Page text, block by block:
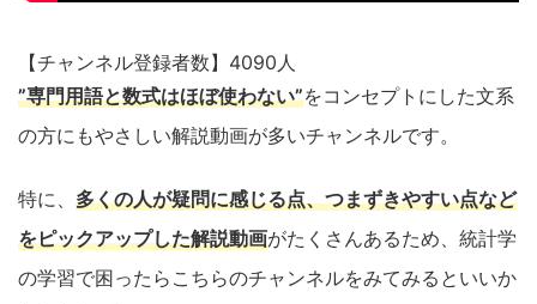
【チャンネル登録者数】4090人
”専門用語と数式はほぼ使わない”をコンセプトにした文系
の方にもやさしい解説動画が多いチャンネルです。
特に、 多くの人が疑問に感じる点、つまずきやすい点など
をピックアップした解説動画がたくさんあるため、統計学
の学習で困ったらこちらのチャンネルをみてみるといいか